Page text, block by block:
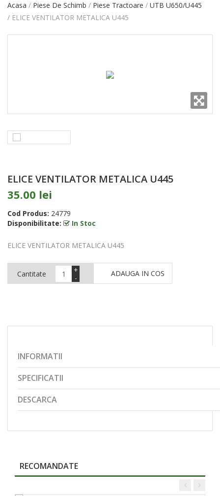
Acasa Piese De Schimb Piese Tractoare
UTB U650/U445
ELICE VENTILATOR METALICA U445
ELICE VENTILATOR METALICA U445
35.00 lei
Cod Produs: 24779
Disponibilitate:
In Stoc
ELICE VENTILATOR METALICA U445
Cantitate -
+ ADAUGA IN COS
INFORMATII
SPECIFICATII
DESCARCA
RECOMANDATE